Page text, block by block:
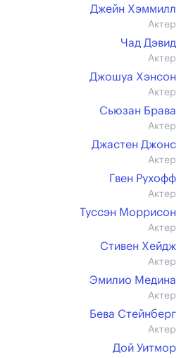
Джейн Хэммилл
Актер
Чад Дэвид
Актер
Джошуа Хэнсон
Актер
Сьюзан Брава
Актер
Джастен Джонс
Актер
Гвен Рухофф
Актер
Туссэн Моррисон
Актер
Стивен Хейдж
Актер
Эмилио Медина
Актер
Бева Стейнберг
Актер
Дой Уитмор